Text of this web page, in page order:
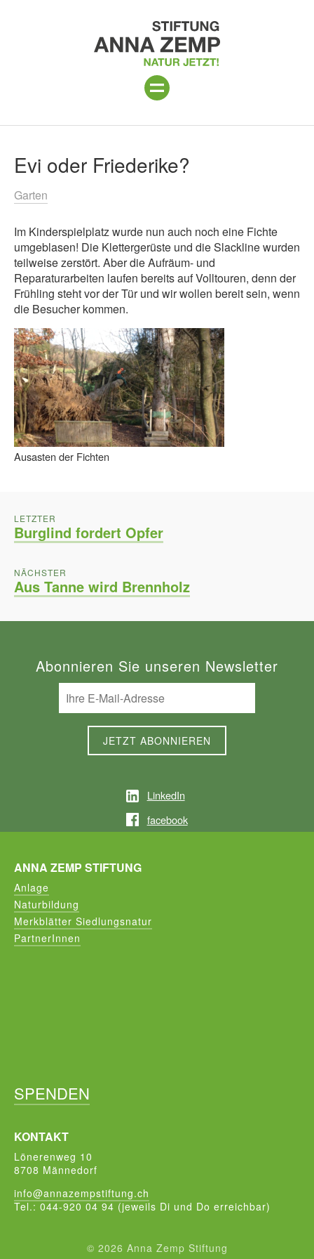
PROGRAMM 2026
PROJEKTE
BESUCH
UNTERSTÜTZEN
ÜBER UNS
Evi oder Friederike?
Garten
Im Kinderspielplatz wurde nun auch noch eine Fichte
umgeblasen! Die Klettergerüste und die Slackline wurden
teilweise zerstört. Aber die Aufräum- und
Reparaturarbeiten laufen bereits auf Volltouren, denn der
Frühling steht vor der Tür und wir wollen bereit sein, wenn
die Besucher kommen.
Ausasten der Fichten
LETZTER
Burglind fordert Opfer
NÄCHSTER
Aus Tanne wird Brennholz
Abonnieren Sie unseren Newsletter
LinkedIn
facebook
ANNA ZEMP STIFTUNG
Anlage
Naturbildung
Merkblätter Siedlungsnatur
PartnerInnen
SPENDEN
KONTAKT
Lönerenweg 10
8708 Männedorf
info@annazempstiftung.ch
Tel.: 044-920 04 94 (jeweils Di und Do erreichbar)
© 2026 Anna Zemp Stiftung